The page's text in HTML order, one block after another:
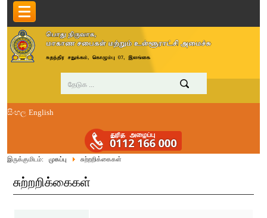
සිංහල English
இருக்குமிடம்: முகப்பு சுற்றறிக்கைகள்
சுற்றறிக்கைகள்